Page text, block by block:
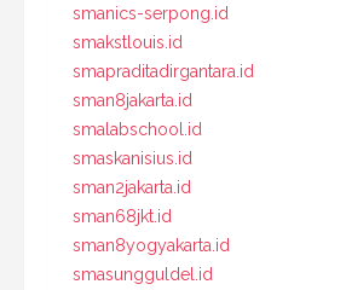
smanics-serpong.id
smakstlouis.id
smapraditadirgantara.id
sman8jakarta.id
smalabschool.id
smaskanisius.id
sman2jakarta.id
sman68jkt.id
sman8yogyakarta.id
smasungguldel.id